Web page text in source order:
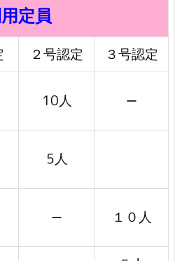
定員
２号認定
３号認定
10人 ー
5人
ー １０人